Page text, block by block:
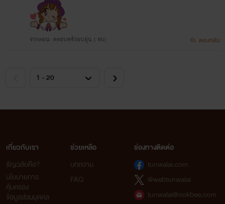
จากตอน: ครอบครัวอบอุ่น ( จบ) ตอบกลับ
เกี่ยวกับเรา
ธัญวลัยคือ?
นโยบายการ
คุ้มครอง
ข้อมูลส่วนบุคคล
ช่วยเหลือ
บทความ
FAQ
ช่องทางติดต่อ
tunwalai.com
@webtunwalai
tunwalai@ookbee.com